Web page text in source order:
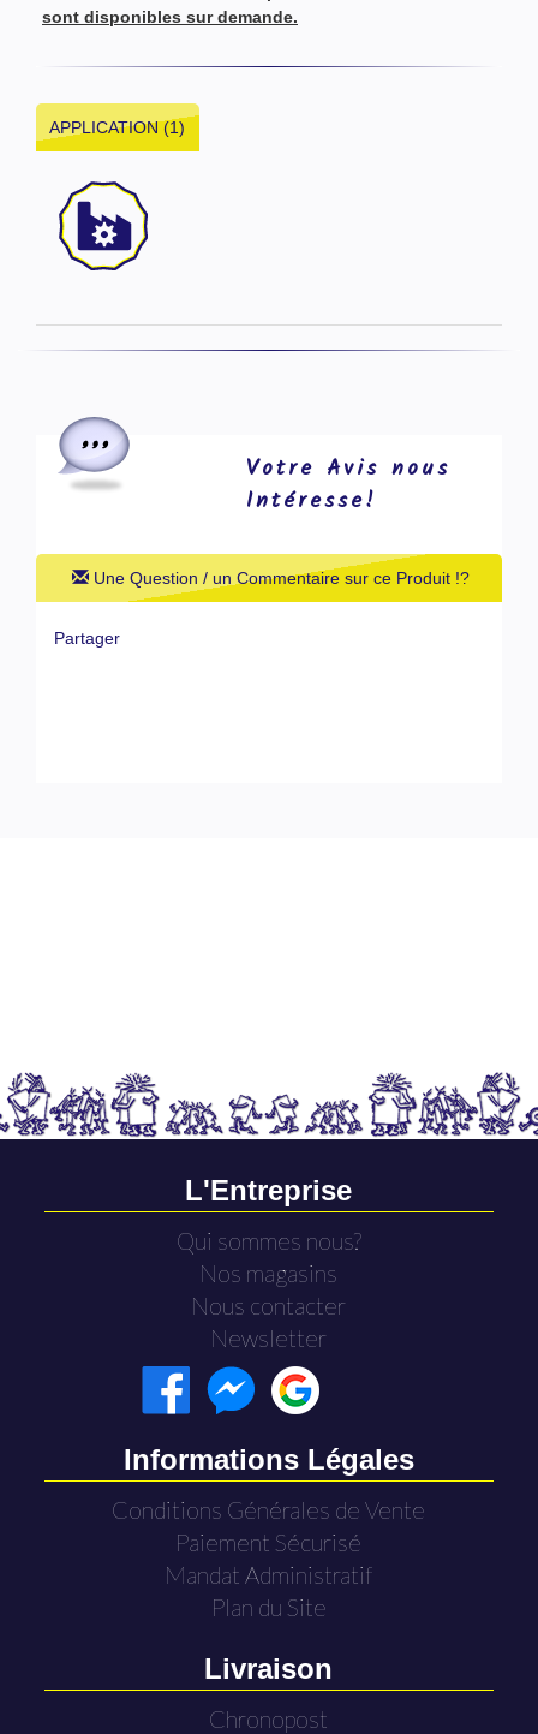
sont disponibles sur demande.
APPLICATION (1)
Votre Avis nous
Intéresse!
Une Question / un Commentaire sur ce Produit !?
Partager
L'Entreprise
Qui sommes nous?
Nos magasins
Nous contacter
Newsletter
Informations Légales
Conditions Générales de Vente
Paiement Sécurisé
Mandat Administratif
Plan du Site
Livraison
Chronopost